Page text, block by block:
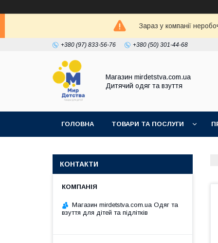
Зараз у компанії
+380 (97) 833-56-76 +380 (50) 301-44-68
Магазин mirdetstva.com.ua
Дитячий одяг та взуття
ГОЛОВНА ТОВАРИ ТА ПОСЛУГИ
КОНТАКТИ
Магазин mirdetstva.com.ua Одяг та
взуття для дітей та підлітків